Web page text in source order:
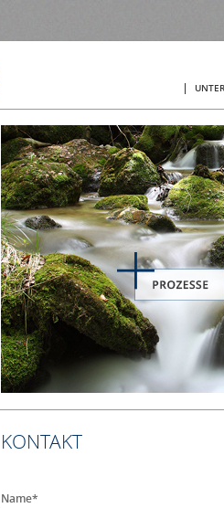
KONTAKT
Name*